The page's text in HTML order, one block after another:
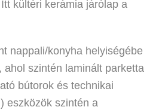
kültéri kerámia járólap a
nappali/konyha helyiségébe
ahol szintén laminált parketta
bútorok és technikai
eszközök szintén a